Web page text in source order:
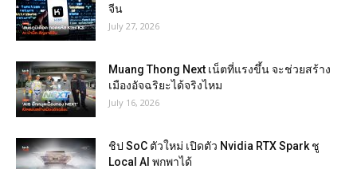
จีน
July 27, 2026
Muang Thong Next เน็ตที่แรงขึ้น จะช่วยสร้าง
เมืองอัจฉริยะได้จริงไหม
July 16, 2026
ชิป SoC ตัวใหม่ เปิดตัว Nvidia RTX Spark ชู
Local AI พกพาได้